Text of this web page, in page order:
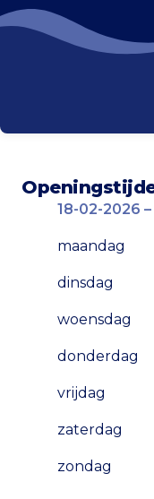
18-02-2026 –
maandag
dinsdag
woensdag
donderdag
vrijdag
zaterdag
zondag